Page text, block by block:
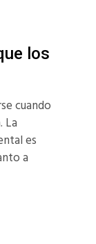
los
cuando
La
es
a